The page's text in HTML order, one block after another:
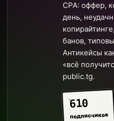
CPA: оффер,
день,
банов,
Антикейсы
«всё
public.tg.
610
подписчиков